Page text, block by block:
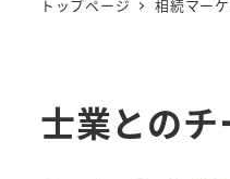
トップページ 相続マー
士業との